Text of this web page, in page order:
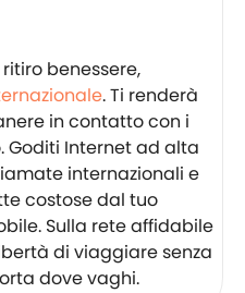
benessere,
. Ti renderà
in contatto con i
Goditi Internet ad alta
internazionali e
costose dal tuo
Sulla rete affidabile
di viaggiare senza
dove vaghi.